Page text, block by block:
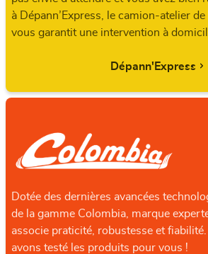
à Dépann’Express, le camion-atelier
vous garantit une intervention à
Dépann'Express
Dotée des dernières avancées
de la gamme Colombia, marque
associe praticité, robustesse et
avons testé les produits pour vous !